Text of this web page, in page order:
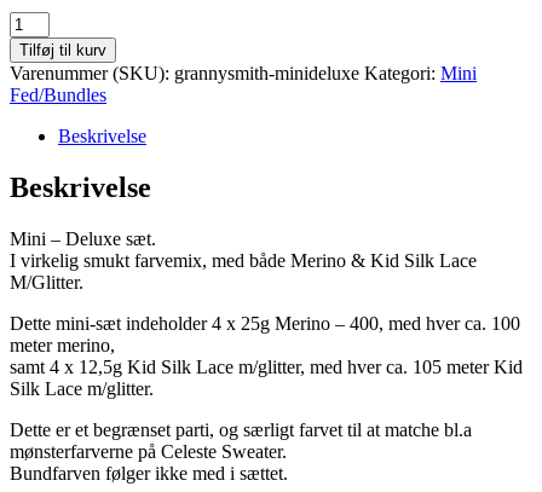
Granny
Smith
-
Mini
Deluxe
Tilføj til kurv
Varenummer (SKU): grannysmith-minideluxe Kategori: Mini
Fed/Bundles
Beskrivelse
Beskrivelse
Mini – Deluxe sæt.
I virkelig smukt farvemix, med både Merino & Kid Silk Lace
M/Glitter.
Dette mini-sæt indeholder 4 x 25g Merino – 400, med hver ca. 100
meter merino,
samt 4 x 12,5g Kid Silk Lace m/glitter, med hver ca. 105 meter Kid
Silk Lace m/glitter.
Dette er et begrænset parti, og særligt farvet til at matche bl.a
mønsterfarverne på Celeste Sweater.
Bundfarven følger ikke med i sættet.